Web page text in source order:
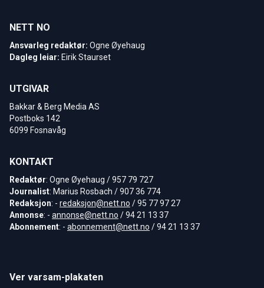
NETT NO
Ansvarleg redaktør: Ogne Øyehaug
Dagleg leiar: Eirik Staurset
UTGIVAR
Bakkar & Berg Media AS
Postboks 142
6099 Fosnavåg
KONTAKT
Redaktør: Ogne Øyehaug / 957 79 727
Journalist: Marius Rosbach / 907 36 774
Redaksjon: - redaksjon@nett.no / 95 77 97 27
Annonse: - annonse@nett.no / 94 21 13 37
Abonnement: - abonnement@nett.no / 94 21 13 37
Ver varsam-plakaten